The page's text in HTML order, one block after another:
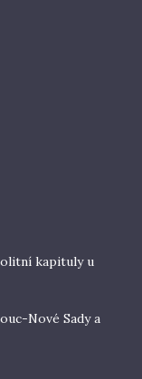
kapituly u
Nové Sady a